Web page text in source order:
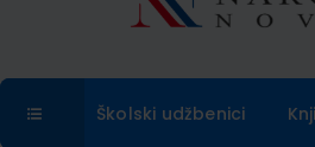
Školski udžbenici